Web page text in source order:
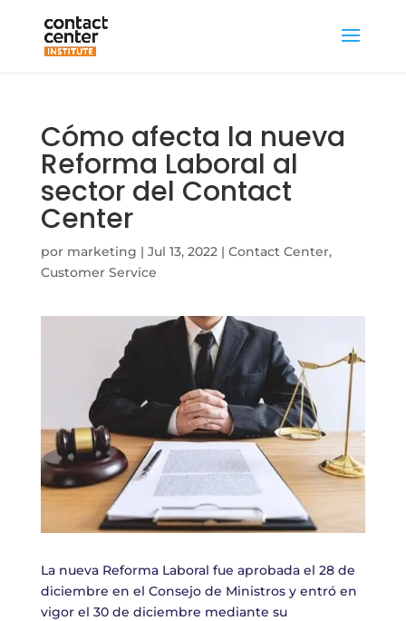
Cómo afecta la nueva
Reforma Laboral al
sector del Contact
Center
por marketing | Jul 13, 2022| Contact Center,
Customer Service
La nueva Reforma Laboral fue aprobada el 28 de
diciembre en el Consejo de Ministros y entró en
vigor el 30 de diciembre mediante su